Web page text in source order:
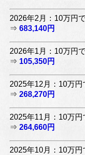
2026年2月：10万円
⇒ 683,140円
2026年1月：10万円
⇒ 105,350円
2025年12月：10万円
⇒ 268,270円
2025年11月：10万円
⇒ 264,660円
2025年10月：10万円